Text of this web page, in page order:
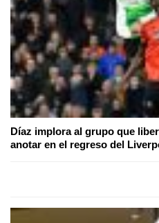
Díaz implora al grupo que
anotar en el regreso del